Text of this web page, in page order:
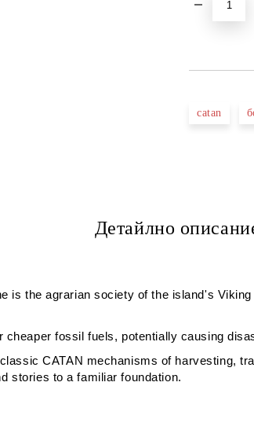
catan
Детайлно
is the agrarian society of the island's
fossil fuels, potentially causing
classicCATAN mechanisms of harvesting,
stories to a familiar foundation.